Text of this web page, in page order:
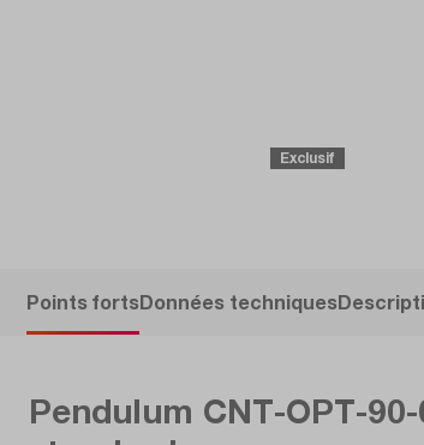
Exclusif
Points fortsDonnées techniques
Pendulum CNT-OPT-